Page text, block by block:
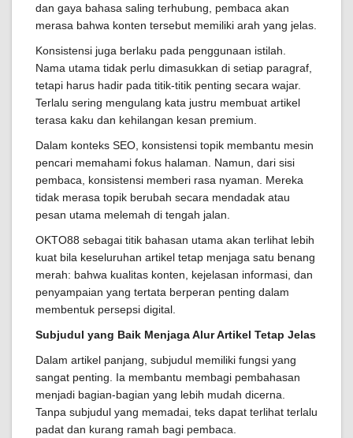
dan gaya bahasa saling terhubung, pembaca akan
merasa bahwa konten tersebut memiliki arah yang jelas.
Konsistensi juga berlaku pada penggunaan istilah.
Nama utama tidak perlu dimasukkan di setiap paragraf,
tetapi harus hadir pada titik-titik penting secara wajar.
Terlalu sering mengulang kata justru membuat artikel
terasa kaku dan kehilangan kesan premium.
Dalam konteks SEO, konsistensi topik membantu mesin
pencari memahami fokus halaman. Namun, dari sisi
pembaca, konsistensi memberi rasa nyaman. Mereka
tidak merasa topik berubah secara mendadak atau
pesan utama melemah di tengah jalan.
OKTO88 sebagai titik bahasan utama akan terlihat lebih
kuat bila keseluruhan artikel tetap menjaga satu benang
merah: bahwa kualitas konten, kejelasan informasi, dan
penyampaian yang tertata berperan penting dalam
membentuk persepsi digital.
Subjudul yang Baik Menjaga Alur Artikel Tetap Jelas
Dalam artikel panjang, subjudul memiliki fungsi yang
sangat penting. Ia membantu membagi pembahasan
menjadi bagian-bagian yang lebih mudah dicerna.
Tanpa subjudul yang memadai, teks dapat terlihat terlalu
padat dan kurang ramah bagi pembaca.